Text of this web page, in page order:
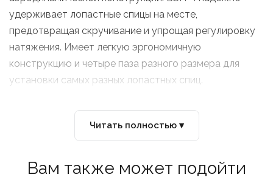
удерживает лопастные спицы на месте,
предотвращая скручивание и упрощая регулировку
натяжения. Имеет легкую эргономичную
конструкцию и четыре паза разного размера для
установки самых разных лопастных спиц.
Читать полностью ▾
Вам также может подойти